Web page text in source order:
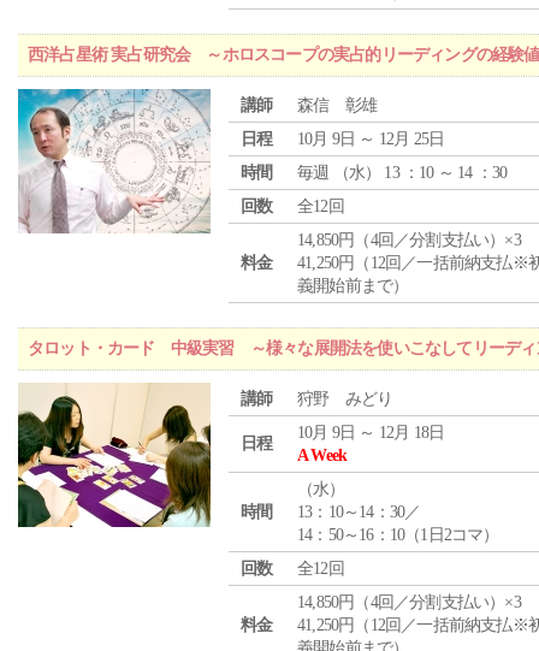
西洋占星術 実占研究会 ～ホロスコープの実占的リーディングの経験
講師
森信 彰雄
日程
10月 9日 ～ 12月 25日
時間
毎週 （水） 13 ：10 ～ 14 ：30
回数
全12回
料金
14,850円（4回／分割支払い）×3
41,250円（12回／一括前納支払※
義開始前まで）
タロット・カード 中級実習 ～様々な展開法を使いこなしてリーディ
講師 狩野 みどり
日程
10月 9日 ～ 12月 18日
A Week
時間
（水）
13：10～14：30／
14：50～16：10（1日2コマ）
回数
全12回
料金
14,850円（4回／分割支払い）×3
41,250円（12回／一括前納支払※